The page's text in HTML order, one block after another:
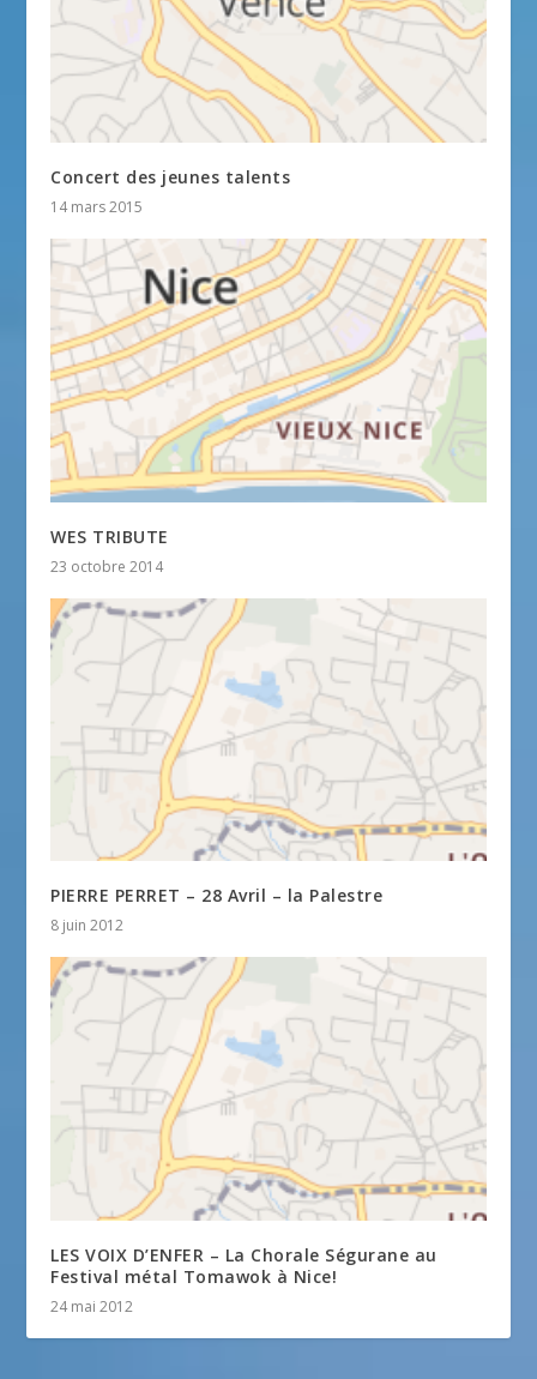
Concert des jeunes talents
14 mars 2015
WES TRIBUTE
23 octobre 2014
PIERRE PERRET – 28 Avril – la Palestre
8 juin 2012
LES VOIX D’ENFER – La Chorale Ségurane au
Festival métal Tomawok à Nice!
24 mai 2012